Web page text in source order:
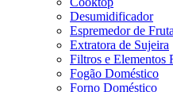
Desumidificador
Espremedor de
Extratora de Sujeira
Filtros e Elementos
Fogão Doméstico
Forno Doméstico